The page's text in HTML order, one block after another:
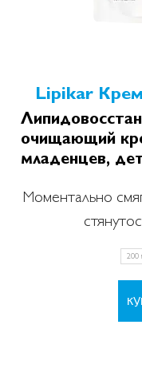
Lipikar
очищающий
младенцев,
Моментально
200